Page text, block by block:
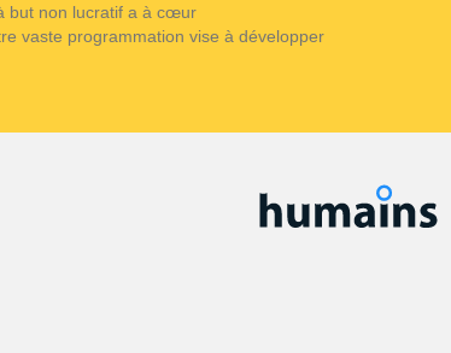
but non lucratif a à cœur
vaste programmation vise à développer